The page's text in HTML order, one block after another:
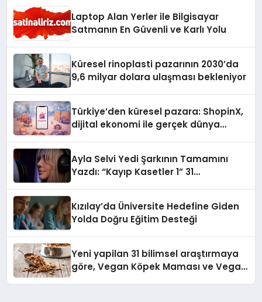
Laptop Alan Yerler ile Bilgisayar
Satmanın En Güvenli ve Karlı Yolu
Küresel rinoplasti pazarının 2030’da
9,6 milyar dolara ulaşması bekleniyor
Türkiye’den küresel pazara: ShopinX,
dijital ekonomi ile gerçek dünya
Ayla Selvi Yedi Şarkının Tamamını
Yazdı: “Kayıp Kasetler 1” 31
Kızılay’da Üniversite Hedefine Giden
Yolda Doğru Eğitim Desteği
Yeni yapilan 31 bilimsel araştırmaya
göre, Vegan Köpek Maması ve Vegan